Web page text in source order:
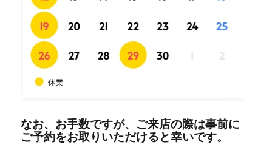
なお、お手数ですが、ご来店の際は事前に
ご予約をお取りいただけると幸いです。